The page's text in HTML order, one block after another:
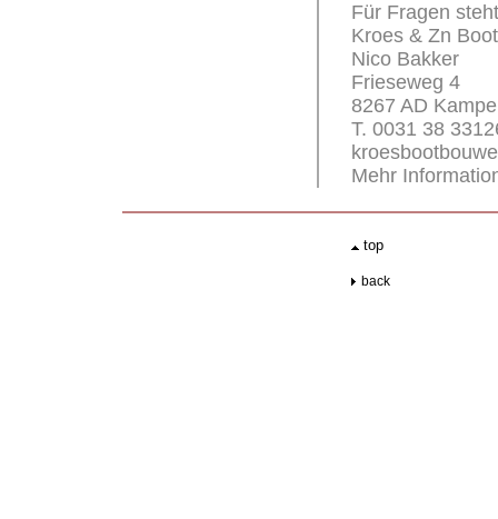
Für Fragen
Kroes & Zn
Nico Bakker
Frieseweg 4
8267 AD
T. 0031 38
Mehr
top.
back